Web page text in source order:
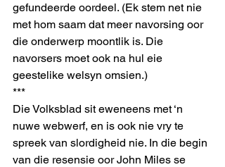
gefundeerde oordeel. (Ek stem net nie
met hom saam dat meer navorsing oor
die onderwerp moontlik is. Die
navorsers moet ook na hul eie
geestelike welsyn omsien.)
***
Die Volksblad sit eweneens met ‘n
nuwe webwerf, en is ook nie vry te
spreek van slordigheid nie. In die begin
van die resensie oor John Miles se